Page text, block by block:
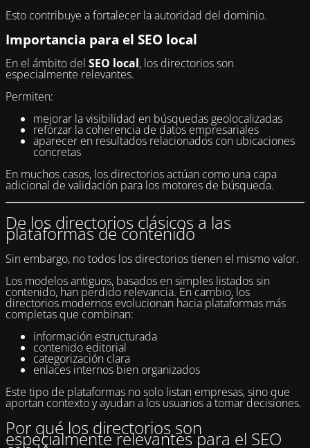
Esto contribuye a fortalecer la autoridad del dominio.
Importancia para el SEO local
En el ámbito del SEO local, los directorios son
especialmente relevantes.
Permiten:
mejorar la visibilidad en búsquedas geolocalizadas
reforzar la coherencia de datos empresariales
aparecer en resultados relacionados con ubicaciones
concretas
En muchos casos, los directorios actúan como una capa
adicional de validación para los motores de búsqueda.
De los directorios clásicos a las
plataformas de contenido
Sin embargo, no todos los directorios tienen el mismo valor.
Los modelos antiguos, basados en simples listados sin
contenido, han perdido relevancia. En cambio, los
directorios modernos evolucionan hacia plataformas más
completas que combinan:
información estructurada
contenido editorial
categorización clara
enlaces internos bien organizados
Este tipo de plataformas no solo listan empresas, sino que
aportan contexto y ayudan a los usuarios a tomar decisiones.
Por qué los directorios son
especialmente relevantes para el SEO